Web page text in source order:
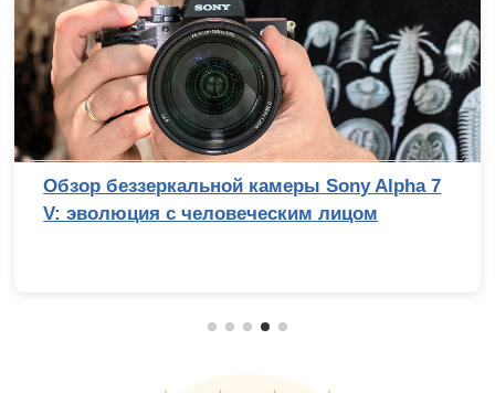
Обзор беззеркальной камеры Sony Alpha 7
V: эволюция с человеческим лицом